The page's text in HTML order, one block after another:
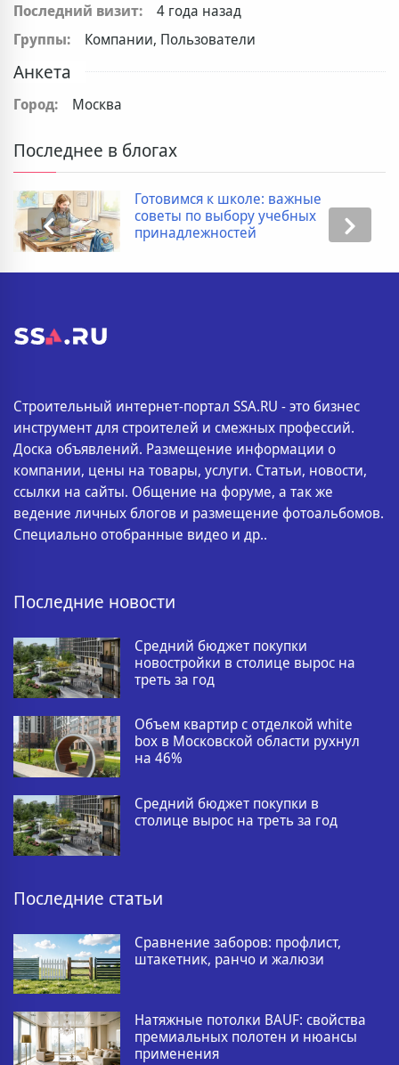
Последний визит:
4 года назад
Группы:
Компании, Пользователи
Анкета
Город: Москва
Последнее в блогах
Готовимся к школе: важные
советы по выбору учебных
принадлежностей
Строительный интернет-портал SSA.RU - это бизнес
инструмент для строителей и смежных профессий.
Доска объявлений. Размещение информации о
компании, цены на товары, услуги. Статьи, новости,
ссылки на сайты. Общение на форуме, а так же
ведение личных блогов и размещение фотоальбомов.
Специально отобранные видео и др..
Последние новости
Средний бюджет покупки
новостройки в столице вырос на
треть за год
Объем квартир с отделкой white
box в Московской области рухнул
на 46%
Средний бюджет покупки в
столице вырос на треть за год
Последние статьи
Сравнение заборов: профлист,
штакетник, ранчо и жалюзи
Натяжные потолки BAUF: свойства
премиальных полотен и нюансы
применения